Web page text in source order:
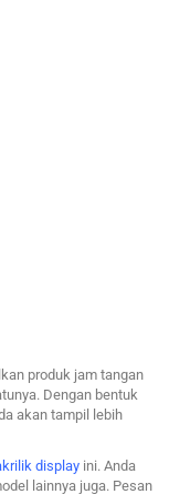
produk jam tangan
Dengan bentuk
akan tampil lebih
display ini. Anda
lainnya juga. Pesan